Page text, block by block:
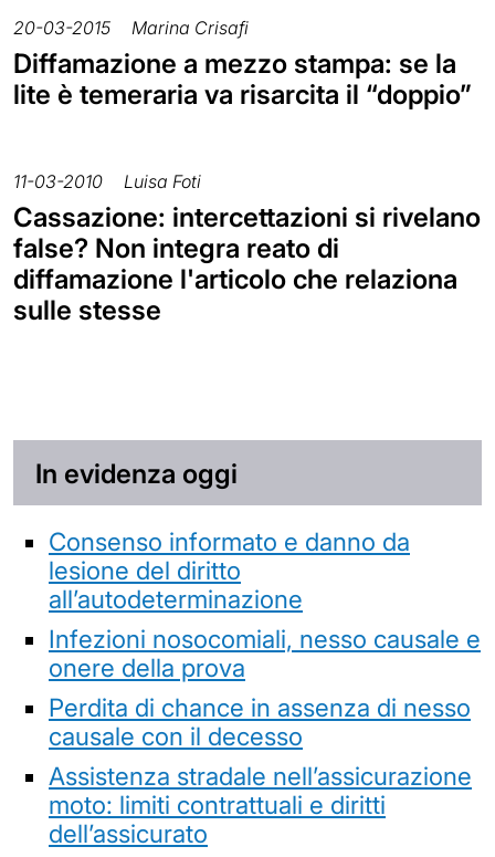
20-03-2015 Marina Crisafi
Diffamazione a mezzo stampa: se la
lite è temeraria va risarcita il “doppio”
11-03-2010 Luisa Foti
Cassazione: intercettazioni si rivelano
false? Non integra reato di
diffamazione l'articolo che relaziona
sulle stesse
In evidenza oggi
Consenso informato e danno da
lesione del diritto
all’autodeterminazione
Infezioni nosocomiali, nesso causale e
onere della prova
Perdita di chance in assenza di nesso
causale con il decesso
Assistenza stradale nell’assicurazione
moto: limiti contrattuali e diritti
dell’assicurato